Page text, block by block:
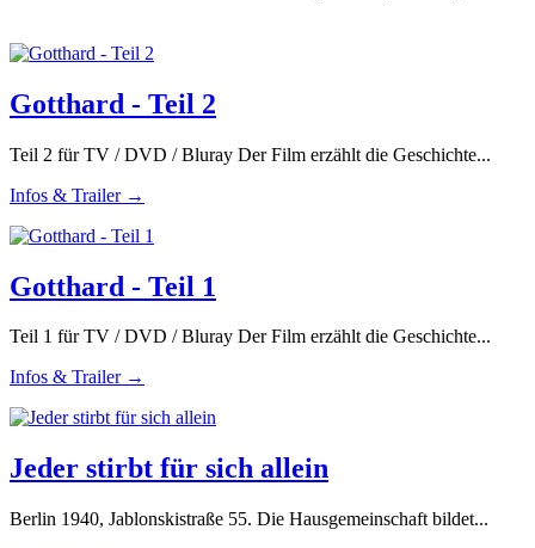
Gotthard - Teil 2
Teil 2 für TV / DVD / Bluray Der Film erzählt die Geschichte...
Infos & Trailer →
Gotthard - Teil 1
Teil 1 für TV / DVD / Bluray Der Film erzählt die Geschichte...
Infos & Trailer →
Jeder stirbt für sich allein
Berlin 1940, Jablonskistraße 55. Die Hausgemeinschaft bildet...